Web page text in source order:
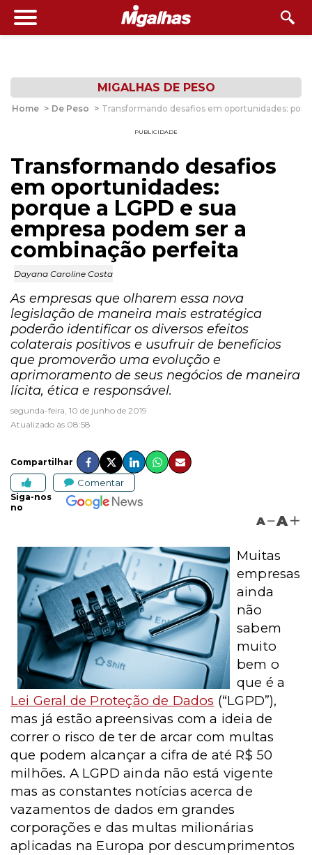
MIGALHAS DE PESO
Home > De Peso > Transformando desafios em oportunidades:
PUBLICIDADE
Transformando desafios
em oportunidades:
porque a LGPD e sua
empresa podem ser a
combinação perfeita
Dayana Caroline Costa
As empresas que olharem essa nova
legislação de maneira mais estratégica
poderão identificar os diversos efeitos
colaterais positivos e usufruir de benefícios
que promoverão uma evolução e
aprimoramento de seus negócios de maneira
lícita, ética e responsável.
segunda-feira, 10 de junho de 2019
Atualizado às 08:58
Compartilhar
Comentar
Siga-nos
no
A A
Muitas
empresas
ainda
não
sabem
muito
bem o
que é a
Lei Geral de Proteção de Dados (“LGPD”),
mas já estão apreensivas com a ideia de
correr o risco de ter de arcar com multas
que podem alcançar a cifra de até R$ 50
milhões. A LGPD ainda não está vigente
mas as constantes notícias acerca de
vazamentos de dados em grandes
corporações e das multas milionárias
aplicadas na Europa por descumprimentos